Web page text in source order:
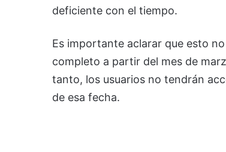
deficiente con el tiempo.
Es importante aclarar que esto
completo a partir del mes de
tanto, los usuarios no tendrán
de esa fecha.